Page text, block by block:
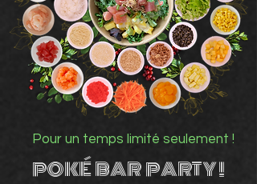
Pour un temps limité seulement !
POKÉ BAR PARTY !